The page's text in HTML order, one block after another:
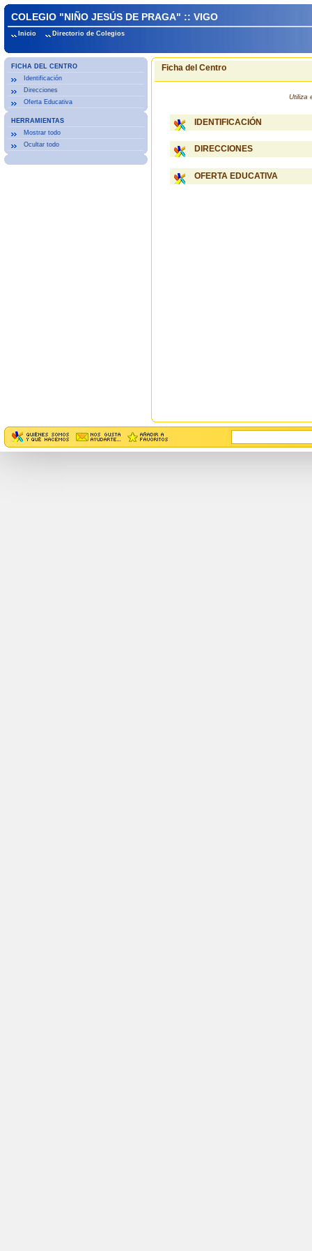
COLEGIO "NIÑO JESÚS DE PRAGA" :: VIGO
Inicio Directorio de Colegios
FICHA DEL CENTRO
Identificación
Direcciones
Oferta Educativa
HERRAMIENTAS
Mostrar todo
Ocultar todo
Ficha del Centro
Utiliza
IDENTIFICACIÓN
DIRECCIONES
OFERTA EDUCATIVA